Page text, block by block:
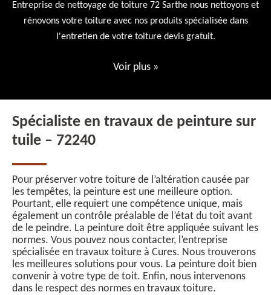
Entreprise de nettoyage de toiture 72 Sarthe nous nettoyons et
rénovons votre toiture avec nos produits spécialisée dans
l'entretien de votre toiture devis gratuit.
Voir plus »
Spécialiste en travaux de peinture sur
tuile – 72240
Pour préserver votre toiture de l’altération causée par
les tempêtes, la peinture est une meilleure option.
Pourtant, elle requiert une compétence unique, mais
également un contrôle préalable de l’état du toit avant
de le peindre. La peinture doit être appliquée suivant les
normes. Vous pouvez nous contacter, l’entreprise
spécialisée en travaux toiture à Cures. Nous trouverons
les meilleures solutions pour vous. La peinture doit bien
convenir à votre type de toit. Enfin, nous intervenons
dans le respect des normes en travaux toiture.